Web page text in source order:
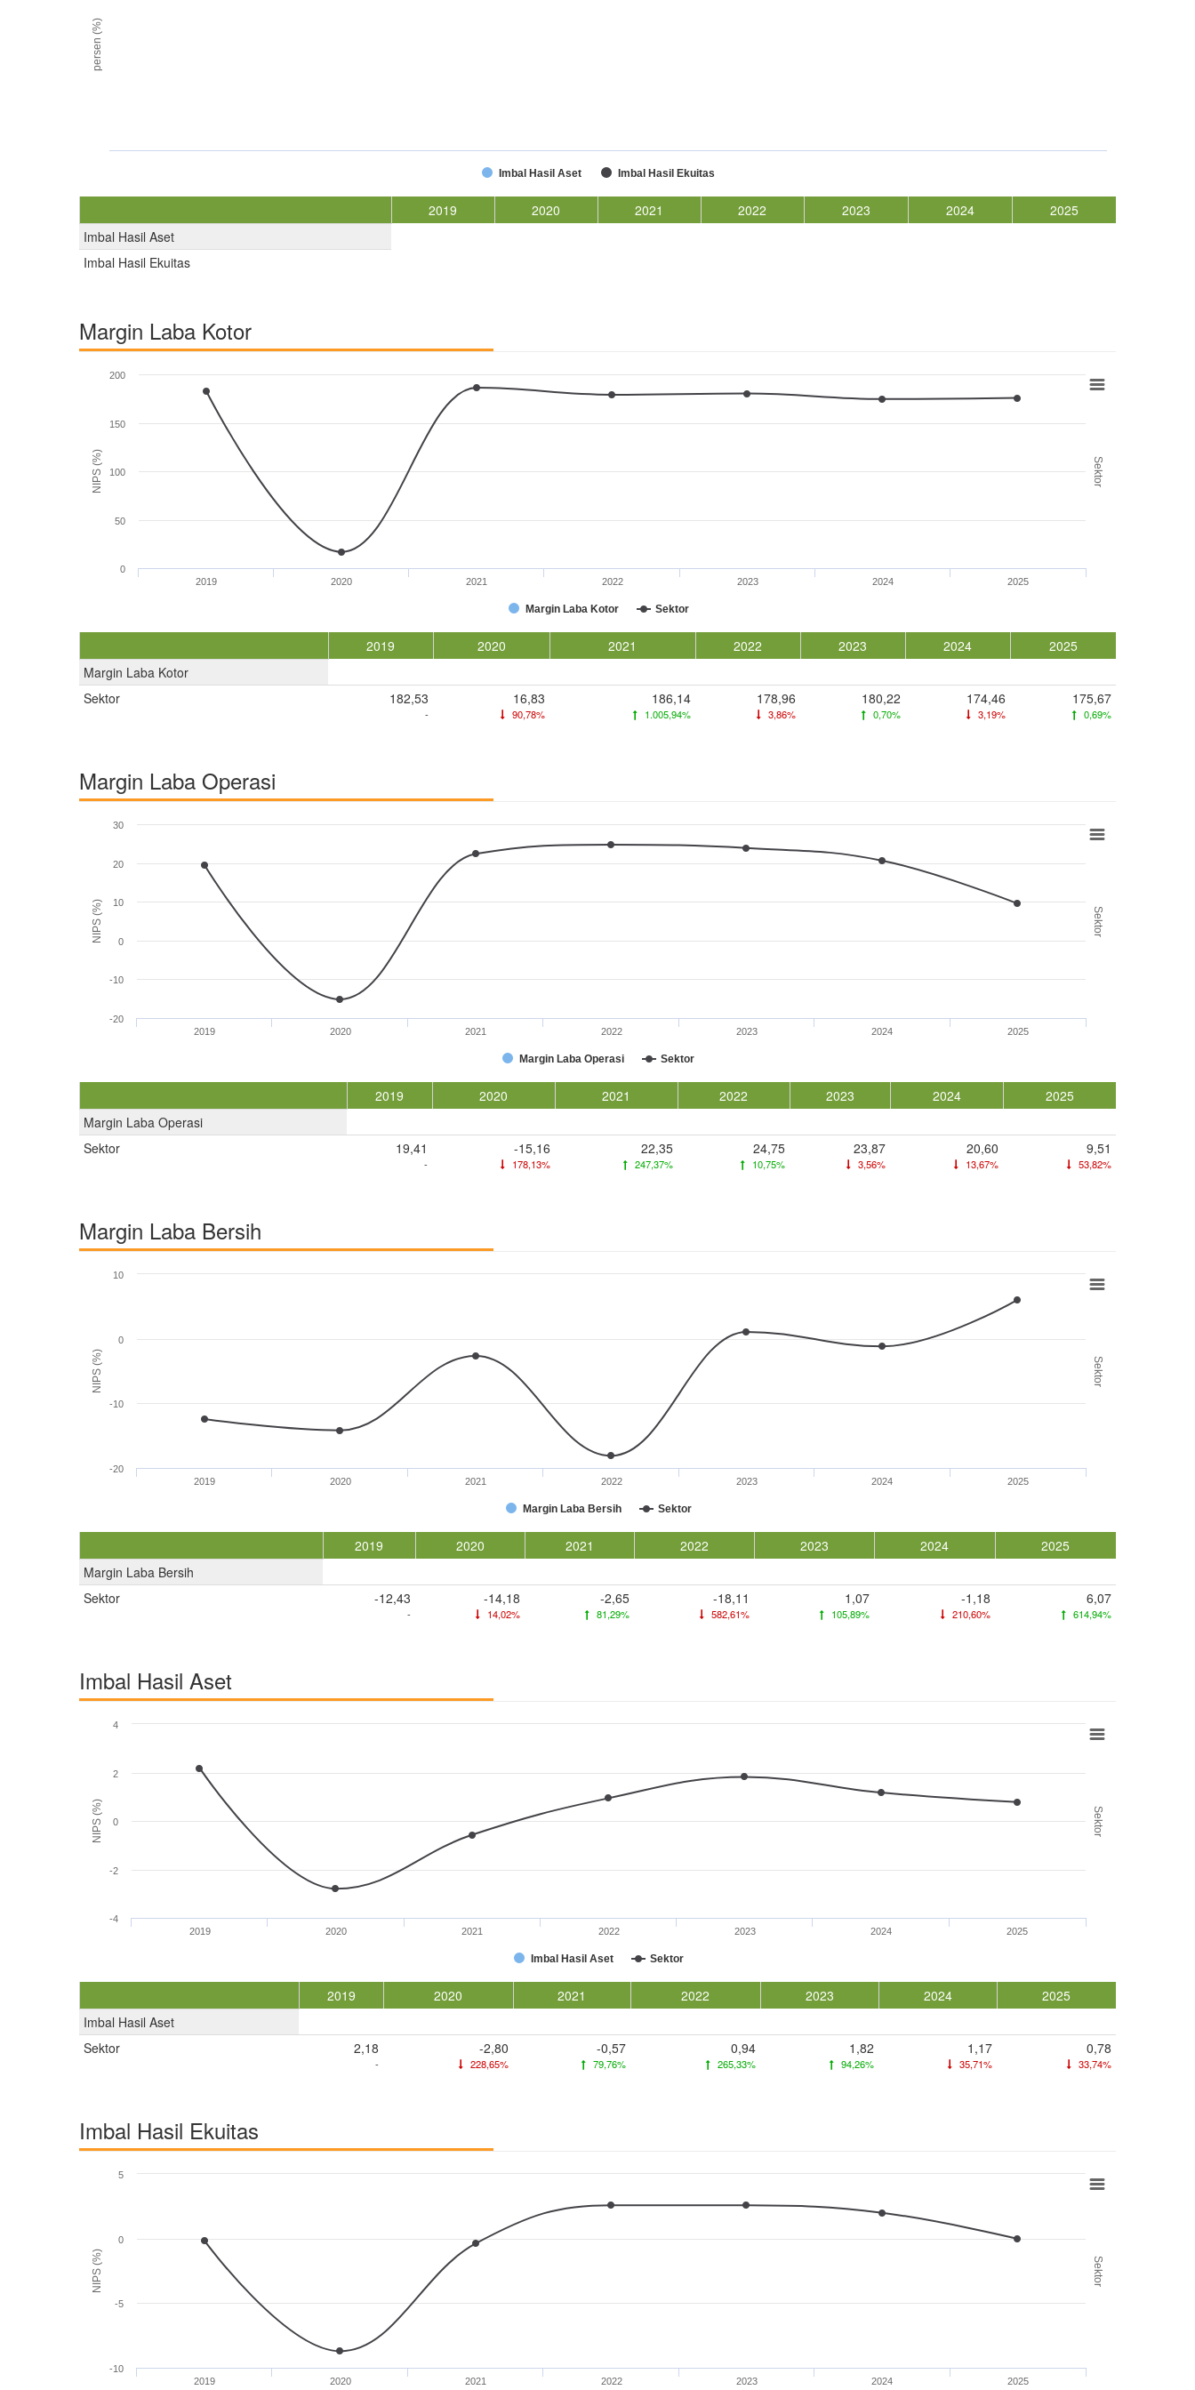
persen (%)
Imbal Hasil Aset Imbal Hasil Ekuitas
2019 2020 2021 2022 2023 2024
2025
Imbal Hasil Aset
Imbal Hasil Ekuitas
Margin Laba Kotor
NIPS (%) Sektor
Margin Laba Kotor Sektor
2019 2020 2021 2022 2023 2024 2025
0
50
100
150
200
2019 2020 2021 2022 2023 2024
2025
Margin Laba Kotor
Sektor
182,53
-
16,83
90,78%
186,14
1.005,94%
178,96
3,86%
180,22
0,70%
174,46
3,19%
175,67
0,69%
Margin Laba Operasi
NIPS (%) Sektor
Margin Laba Operasi Sektor
2019 2020 2021 2022 2023 2024 2025
-20
-10
0
10
20
30
2019 2020 2021 2022 2023 2024
2025
Margin Laba Operasi
Sektor
19,41
-
-15,16
178,13%
22,35
247,37%
24,75
10,75%
23,87
3,56%
20,60
13,67%
9,51
53,82%
Margin Laba Bersih
NIPS (%) Sektor
Margin Laba Bersih Sektor
2019 2020 2021 2022 2023 2024 2025
-20
-10
0
10
2019 2020 2021 2022 2023 2024
2025
Margin Laba Bersih
Sektor
-12,43
-
-14,18
14,02%
-2,65
81,29%
-18,11
582,61%
1,07
105,89%
-1,18
210,60%
6,07
614,94%
Imbal Hasil Aset
NIPS (%) Sektor
Imbal Hasil Aset Sektor
2019 2020 2021 2022 2023 2024 2025
-4
-2
0
2
4
2019 2020 2021 2022 2023 2024
2025
Imbal Hasil Aset
Sektor
2,18
-
-2,80
228,65%
-0,57
79,76%
0,94
265,33%
1,82
94,26%
1,17
35,71%
0,78
33,74%
Imbal Hasil Ekuitas
NIPS (%) Sektor
2019 2020 2021 2022 2023 2024 2025
-10
-5
0
5